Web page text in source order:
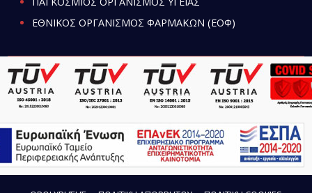
ΕΘΝΙΚΟΣ ΟΡΓΑΝΙΣΜΟΣ ΦΑΡΜΑΚΩΝ (ΕΟΦ)